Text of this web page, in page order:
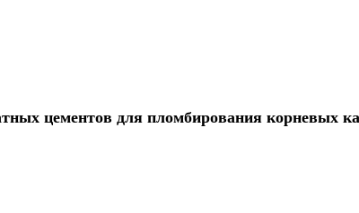
цементов для пломбирования корневых